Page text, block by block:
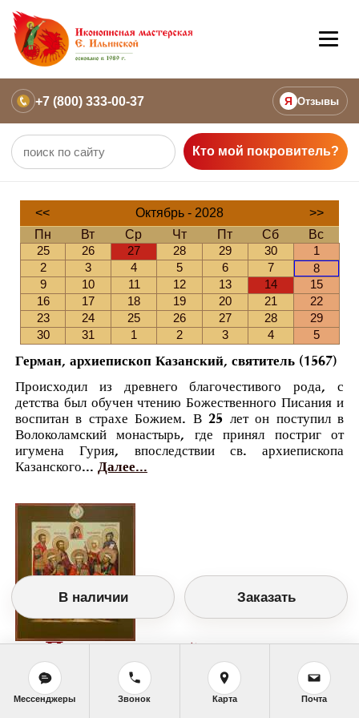
+7 (800) 333-00-37 Я Отзывы
Кто мой покровитель?
<< Октябрь - 2028
>>
Пн
Вт Ср Чт Пт Сб
Вс
25
26 27 28 29 30
1
2
3 4 5 6 7
8
9
10 11 12 13 14
15
16
17 18 19 20 21
22
23
24 25 26 27 28
29
30
31 1 2 3 4 5
Герман, архиепископ Казанский, святитель (1567)
Происходил из древнего благочестивого рода, с
детства был обучен чтению Божественного Писания и
воспитан в страхе Божием. В 25 лет он поступил в
Волоколамский монастырь, где принял постриг от
игумена Гурия, впоследствии св. архиепископа
Казанского... Далее...
<<Воскресенье, 8 Октября (25 Сентября по
старому стилю)>>
В наличии Заказать
Мессенджеры Звонок Карта Почта